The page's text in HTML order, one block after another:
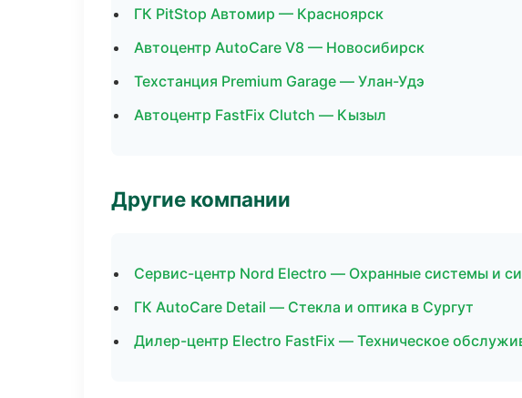
ГК PitStop Автомир — Красноярск
Автоцентр AutoCare V8 — Новосибирск
Техстанция Premium Garage — Улан-Удэ
Автоцентр FastFix Clutch — Кызыл
Другие компании
Сервис-центр Nord Electro — Охранные системы и
ГК AutoCare Detail — Стекла и оптика в Сургут
Дилер-центр Electro FastFix — Техническое